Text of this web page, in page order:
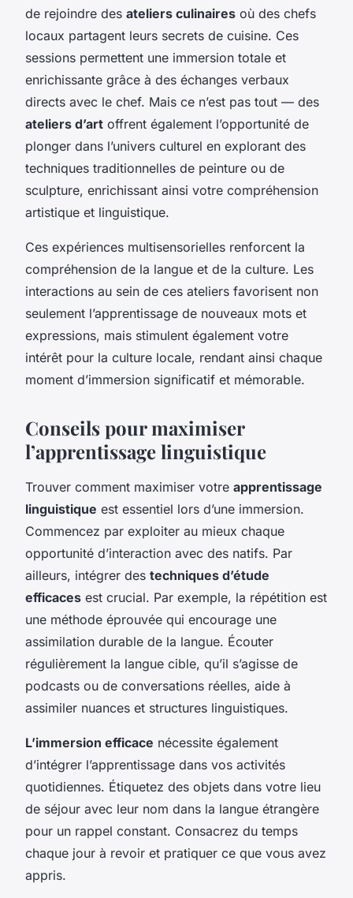
de rejoindre des ateliers culinaires où des chefs
locaux partagent leurs secrets de cuisine. Ces
sessions permettent une immersion totale et
enrichissante grâce à des échanges verbaux
directs avec le chef. Mais ce n’est pas tout — des
ateliers d’art offrent également l’opportunité de
plonger dans l’univers culturel en explorant des
techniques traditionnelles de peinture ou de
sculpture, enrichissant ainsi votre compréhension
artistique et linguistique.
Ces expériences multisensorielles renforcent la
compréhension de la langue et de la culture. Les
interactions au sein de ces ateliers favorisent non
seulement l’apprentissage de nouveaux mots et
expressions, mais stimulent également votre
intérêt pour la culture locale, rendant ainsi chaque
moment d’immersion significatif et mémorable.
Conseils pour maximiser
l’apprentissage linguistique
Trouver comment maximiser votre apprentissage
linguistique est essentiel lors d’une immersion.
Commencez par exploiter au mieux chaque
opportunité d’interaction avec des natifs. Par
ailleurs, intégrer des techniques d’étude
efficaces est crucial. Par exemple, la répétition est
une méthode éprouvée qui encourage une
assimilation durable de la langue. Écouter
régulièrement la langue cible, qu’il s’agisse de
podcasts ou de conversations réelles, aide à
assimiler nuances et structures linguistiques.
L’immersion efficace nécessite également
d’intégrer l’apprentissage dans vos activités
quotidiennes. Étiquetez des objets dans votre lieu
de séjour avec leur nom dans la langue étrangère
pour un rappel constant. Consacrez du temps
chaque jour à revoir et pratiquer ce que vous avez
appris.